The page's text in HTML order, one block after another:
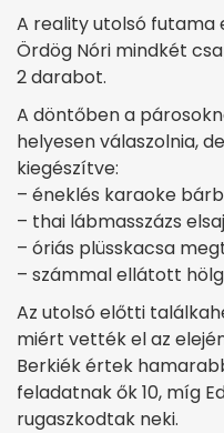
A reality utolsó futama
Ördög Nóri mindkét
2 darabot.
A döntőben a
helyesen válaszolnia,
kiegészítve:
– éneklés karaoke
– thai lábmasszázs
– óriás plüsskacsa
– számmal ellátott
Az utolsó előtti
miért vették el az
Berkiék értek
feladatnak ők 10, míg
rugaszkodtak neki.